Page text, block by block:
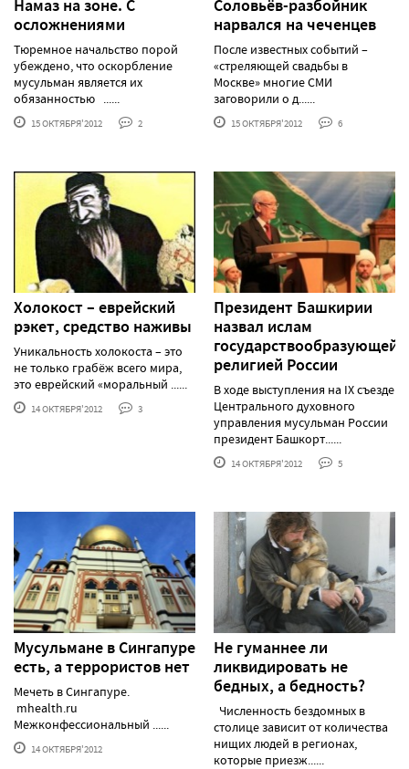
Намаз на зоне. С
осложнениями
Тюремное начальство порой
убеждено, что оскорбление
мусульман является их
обязанностью ......
15 ОКТЯБРЯ'2012 2
Соловьёв-разбойник
нарвался на чеченцев
После известных событий –
«стреляющей свадьбы в
Москве» многие СМИ
заговорили о д......
15 ОКТЯБРЯ'2012 6
Холокост – еврейский
рэкет, средство наживы
Уникальность холокоста – это
не только грабёж всего мира,
это еврейский «моральный ......
14 ОКТЯБРЯ'2012 3
Президент Башкирии
назвал ислам
государствообразующей
религией России
В ходе выступления на IX съезде
Центрального духовного
управления мусульман России
президент Башкорт......
14 ОКТЯБРЯ'2012 5
Мусульмане в Сингапуре
есть, а террористов нет
Мечеть в Сингапуре.
mhealth.ru
Межконфессиональный ......
14 ОКТЯБРЯ'2012
Не гуманнее ли
ликвидировать не
бедных, а бедность?
Численность бездомных в
столице зависит от количества
нищих людей в регионах,
которые приезж......